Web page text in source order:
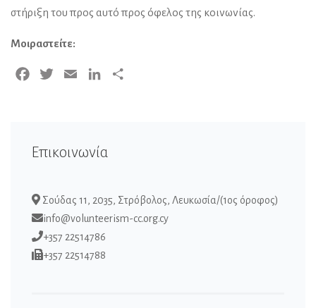
στήριξη του προς αυτό προς όφελος της κοινωνίας.
Μοιραστείτε:
Facebook
Twitter Email LinkedIn
Επικοινωνία
Σούδας 11, 2035, Στρόβολος, Λευκωσία/(1ος όροφος)
info@volunteerism-cc.org.cy
+357 22514786
+357 22514788